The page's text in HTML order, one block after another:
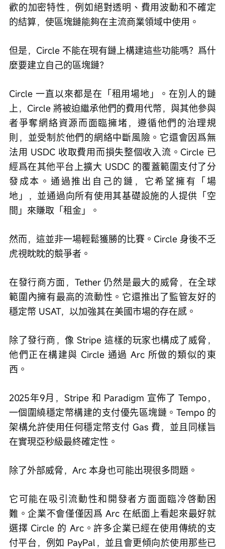
歡的加密特性，例如絕對透明、費用波動和不確定
的結算，使區塊鏈能夠在主流商業領域中使用。
但是，Circle 不能在現有鏈上構建這些功能嗎？爲什
麼要建立自己的區塊鏈？
Circle 一直以來都是在「租用場地」。在別人的鏈
上，Circle 將被迫繼承他們的費用代幣，與其他參與
者爭奪網絡資源而面臨擁堵，遵循他們的治理規
則，並受制於他們的網絡中斷風險。它還會因爲無
法用 USDC 收取費用而損失整個收入流。Circle 已
經爲在其他平台上擴大 USDC 的覆蓋範圍支付了分
發成本。通過推出自己的鏈，它希望擁有「場
地」，並通過向所有使用其基礎設施的人提供「空
間」來賺取「租金」。
然而，這並非一場輕鬆獲勝的比賽。Circle 身後不乏
虎視眈眈的競爭者。
在發行商方面，Tether 仍然是最大的威脅，在全球
範圍內擁有最高的流動性。它還推出了監管友好的
穩定幣 USAT，以加強其在美國市場的存在感。
除了發行商，像 Stripe 這樣的玩家也構成了威脅，
他們正在構建與 Circle 通過 Arc 所做的類似的東
西。
2025年9月，Stripe 和 Paradigm 宣佈了 Tempo，
一個圍繞穩定幣構建的支付優先區塊鏈。Tempo 的
架構允許使用任何穩定幣支付 Gas 費，並且同樣旨
在實現亞秒級最終確定性。
除了外部威脅，Arc 本身也可能出現很多問題。
它可能在吸引流動性和開發者方面面臨冷啓動困
難。企業不會僅僅因爲 Arc 在紙面上看起來最好就
選擇 Circle 的 Arc。許多企業已經在使用傳統的支
付平台，例如 PayPal，並且會更傾向於使用那些已